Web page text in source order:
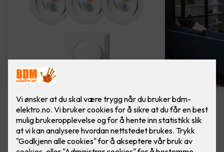
LED downlights ny installasjon
6 stk, inkl. dimmer